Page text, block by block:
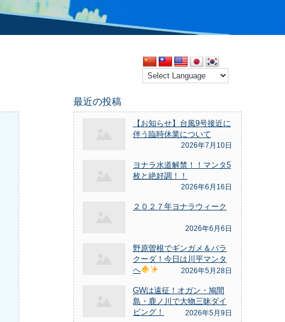
最近の投稿
【お知らせ】台風9号接近に
伴う臨時休業について
2026年7月10日
ヨナラ水道解禁！！マンタ5
枚と絶好調！！
2026年6月16日
２０２７年ヨナラウィーク
2026年6月6日
野原曽根でギンガメ＆バラ
クーダ！今日は川平マンタ
へ
2026年5月28日
GWは遠征！オガン・鳩間
島・鹿ノ川で大物三昧ダイ
ビング！
2026年5月9日